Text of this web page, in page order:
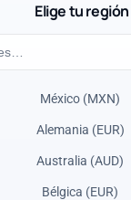
Elige tu región
México (MXN)
Alemania (EUR)
Australia (AUD)
Bélgica (EUR)